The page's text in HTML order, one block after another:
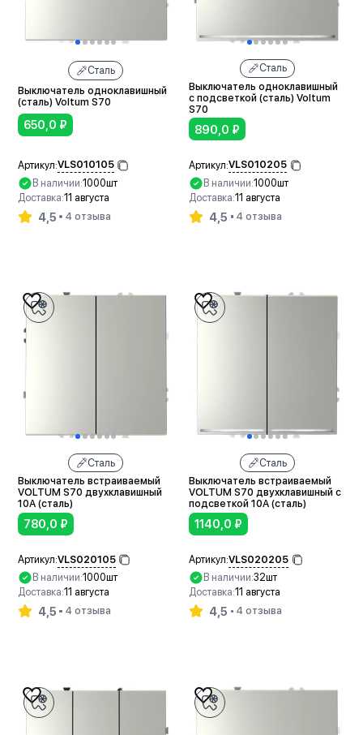
Сталь
Выключатель одноклавишный
(сталь) Voltum S70
650,0 ₽
Артикул:VLS010105
В наличии:1000шт
Доставка:11 августа
4,5 4 отзыва
Сталь
Выключатель одноклавишный
с подсветкой (сталь) Voltum
S70
890,0 ₽
Артикул:VLS010205
В наличии:1000шт
Доставка:11 августа
4,5 4 отзыва
Сталь
Выключатель встраиваемый
VOLTUM S70 двухклавишный
10А (сталь)
780,0 ₽
Артикул:VLS020105
В наличии:1000шт
Доставка:11 августа
4,5 4 отзыва
Сталь
Выключатель встраиваемый
VOLTUM S70 двухклавишный с
подсветкой 10А (сталь)
1140,0 ₽
Артикул:VLS020205
В наличии:32шт
Доставка:11 августа
4,5 4 отзыва